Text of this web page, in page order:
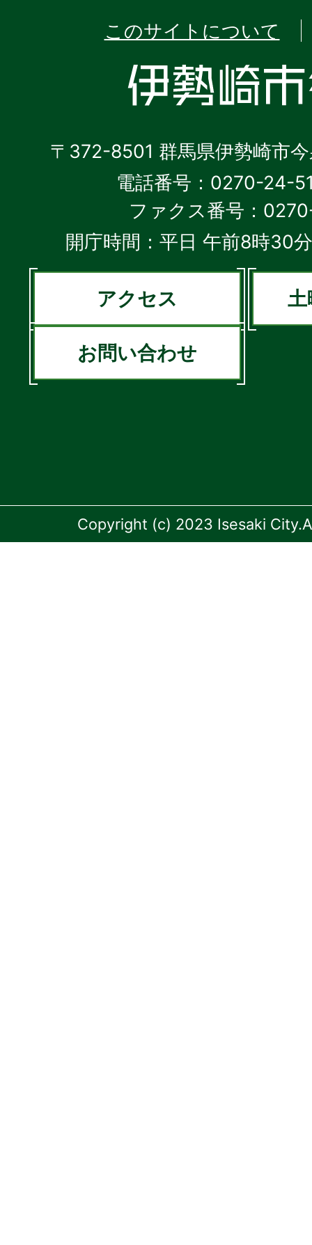
このサイトについて
〒372-8501 群馬県伊勢崎市
電話番号：0270-24-
ファクス番号：
開庁時間：平日 午前8時30
アクセス 土
お問い合わせ
Copyright (c) 2023 Isesaki